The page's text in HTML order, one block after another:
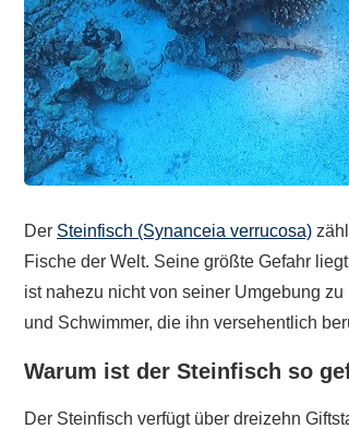
Der Steinfisch (Synanceia verrucosa)
Fische der Welt. Seine größte Gefahr
ist nahezu nicht von seiner Umgebung
und Schwimmer, die ihn versehentlich
Warum ist der Steinfisch so
Der Steinfisch verfügt über dreizehn